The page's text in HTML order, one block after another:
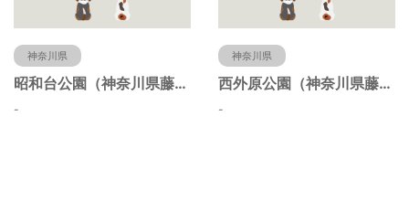
神奈川県
昭和台公園（神奈川県藤沢市）
-
神奈川県
西外原公園（神奈川県藤沢市）
-